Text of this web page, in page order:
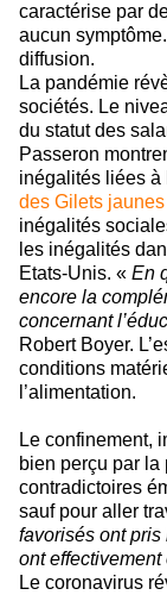
caractérise par
aucun
diffusion.
La pandémie
sociétés. Le
du statut des
Passeron
inégalités liées à
des Gilets jaunes
inégalités
les inégalités
Etats-Unis. « En
encore la
concernant
Robert Boyer.
conditions
l’alimentation.
Le confinement,
bien perçu par
contradictoires
sauf pour aller
favorisés ont
ont
Le coronavirus